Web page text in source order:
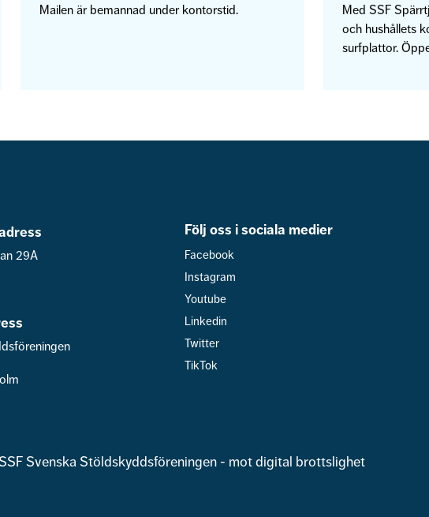
Mailen är bemannad under kontorstid.
Med SSF
och hushållets
surfplattor.
29A
Följ oss i sociala medier
Facebook
Instagram
Youtube
Linkedin
Twitter
TikTok
Svenska Stöldskyddsföreningen - mot digital brottslighet